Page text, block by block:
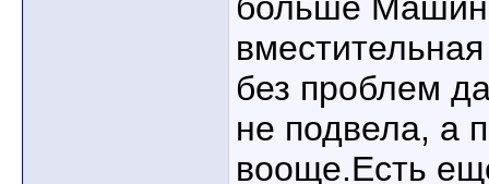
без проблем
не подвела, а
вооще.Есть